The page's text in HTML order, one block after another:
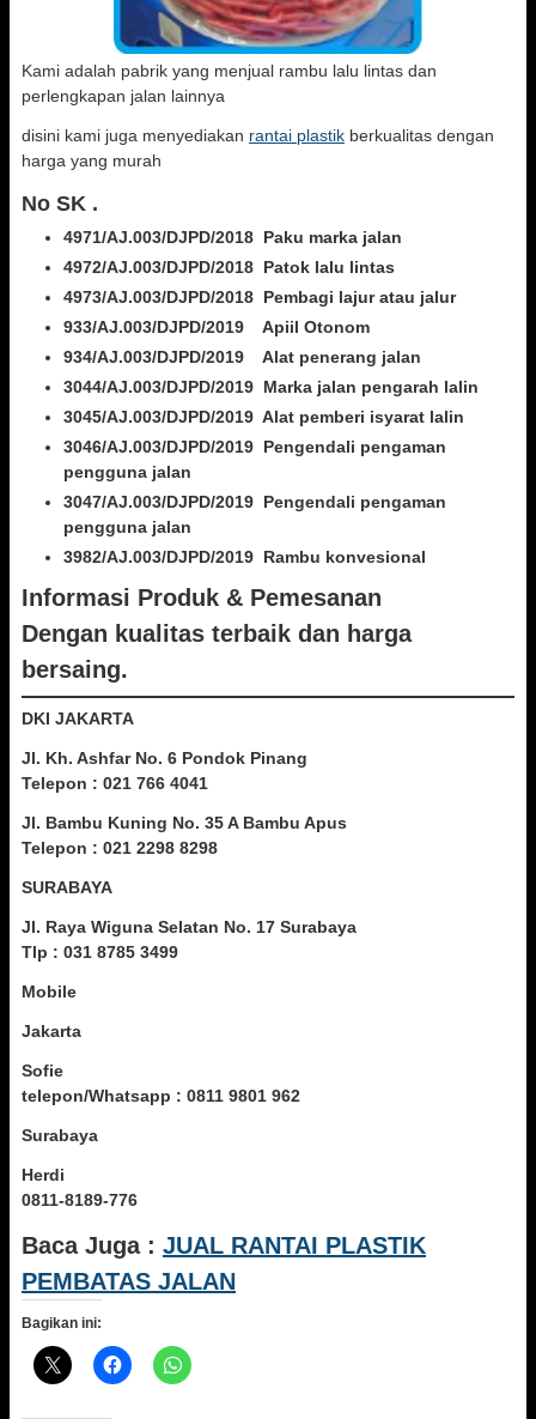
Kami adalah pabrik yang menjual rambu lalu lintas dan
perlengkapan jalan lainnya
disini kami juga menyediakan rantai plastik berkualitas dengan
harga yang murah
No SK .
4971/AJ.003/DJPD/2018 Paku marka jalan
4972/AJ.003/DJPD/2018 Patok lalu lintas
4973/AJ.003/DJPD/2018 Pembagi lajur atau jalur
933/AJ.003/DJPD/2019 Apiil Otonom
934/AJ.003/DJPD/2019 Alat penerang jalan
3044/AJ.003/DJPD/2019 Marka jalan pengarah lalin
3045/AJ.003/DJPD/2019 Alat pemberi isyarat lalin
3046/AJ.003/DJPD/2019 Pengendali pengaman
pengguna jalan
3047/AJ.003/DJPD/2019 Pengendali pengaman
pengguna jalan
3982/AJ.003/DJPD/2019 Rambu konvesional
Informasi Produk & Pemesanan
Dengan kualitas terbaik dan harga
bersaing.
DKI JAKARTA
Jl. Kh. Ashfar No. 6 Pondok Pinang
Telepon : 021 766 4041
Jl. Bambu Kuning No. 35 A Bambu Apus
Telepon : 021 2298 8298
SURABAYA
Jl. Raya Wiguna Selatan No. 17 Surabaya
Tlp : 031 8785 3499
Mobile
Jakarta
Sofie
telepon/Whatsapp : 0811 9801 962
Surabaya
Herdi
0811-8189-776
Baca Juga : JUAL RANTAI PLASTIK
PEMBATAS JALAN
Bagikan ini: